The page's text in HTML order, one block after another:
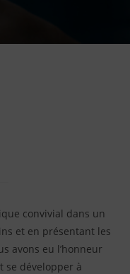
convivial dans un
et en présentant les
avons eu l’honneur
se développer à